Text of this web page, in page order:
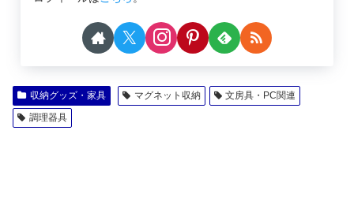
収納グッズ・家具 マグネット収納
文房具・PC関連
調理器具